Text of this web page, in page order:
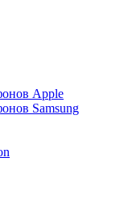
Apple
Samsung